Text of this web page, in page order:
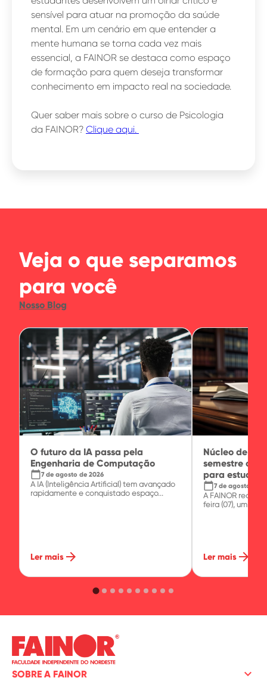
sensível para atuar na promoção da saúde
mental. Em um cenário em que entender a
mente humana se torna cada vez mais
essencial, a FAINOR se destaca como espaço
de formação para quem deseja transformar
conhecimento em impacto real na sociedade.
Quer saber mais sobre o curso de Psicologia
da FAINOR? Clique aqui.
Veja o que separamos
para você
Nosso Blog
O futuro da IA passa pela
Engenharia de Computação
calendar_today 7 de agosto de 2026
A IA (Inteligência Artificial) tem avançado
rapidamente e conquistado espaço...
Ler mais arrow_forward
Núcleo de
semestre
para
calendar_today 7 de agosto de
A FAINOR
feira (07), um
Ler mais arrow_forward
SOBRE A FAINOR keyboard_arrow_down